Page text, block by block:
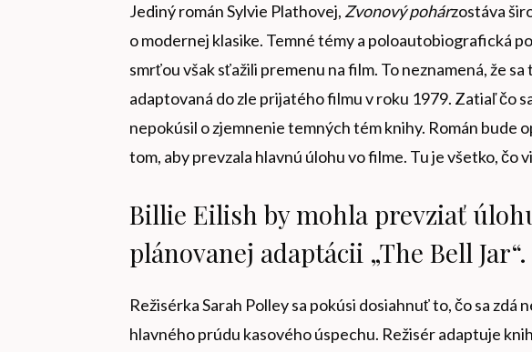
Jediný román Sylvie Plathovej, Zvonový pohárzostáva
o modernej klasike. Temné témy a poloautobiografická
smrťou však sťažili premenu na film. To neznamená, že
adaptovaná do zle prijatého filmu v roku 1979. Zatiaľ čo
nepokúsil o zjemnenie temných tém knihy. Román bude
tom, aby prevzala hlavnú úlohu vo filme. Tu je všetko, čo
Billie Eilish by mohla prevziať
plánovanej adaptácii „The Bell Jar“.
Režisérka Sarah Polley sa pokúsi dosiahnuť to, čo sa zdá
hlavného prúdu kasového úspechu. Režisér adaptuje